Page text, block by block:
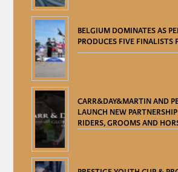
BELGIUM DOMINATES AS
PRODUCES FIVE FINALISTS
CARR&DAY&MARTIN AND
LAUNCH NEW
RIDERS, GROOMS AND